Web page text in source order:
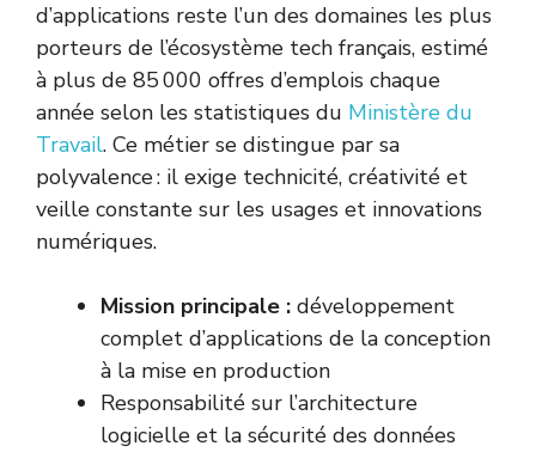
d’applications reste l’un des domaines les plus
porteurs de l’écosystème tech français, estimé
à plus de 85 000 offres d’emplois chaque
année selon les statistiques du Ministère du
Travail. Ce métier se distingue par sa
polyvalence : il exige technicité, créativité et
veille constante sur les usages et innovations
numériques.
Mission principale : développement
complet d’applications de la conception
à la mise en production
Responsabilité sur l’architecture
logicielle et la sécurité des données